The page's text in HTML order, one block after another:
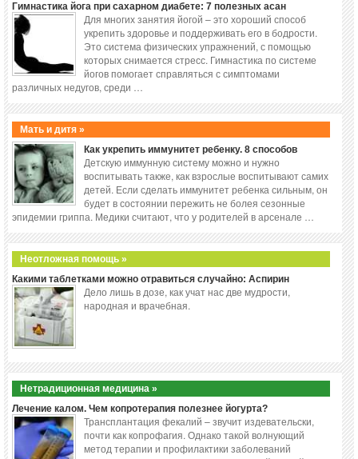
Гимнастика йога при сахарном диабете: 7 полезных асан
Для многих занятия йогой – это хороший способ
укрепить здоровье и поддерживать его в бодрости.
Это система физических упражнений, с помощью
которых снимается стресс. Гимнастика по системе
йогов помогает справляться с симптомами
различных недугов, среди …
Мать и дитя »
Как укрепить иммунитет ребенку. 8 способов
Детскую иммунную систему можно и нужно
воспитывать также, как взрослые воспитывают самих
детей. Если сделать иммунитет ребенка сильным, он
будет в состоянии пережить не болея сезонные
эпидемии гриппа. Медики считают, что у родителей в арсенале …
Неотложная помощь »
Какими таблетками можно отравиться случайно: Аспирин
Дело лишь в дозе, как учат нас две мудрости,
народная и врачебная.
Нетрадиционная медицина »
Лечение калом. Чем копротерапия полезнее йогурта?
Трансплантация фекалий – звучит издевательски,
почти как копрофагия. Однако такой волнующий
метод терапии и профилактики заболеваний